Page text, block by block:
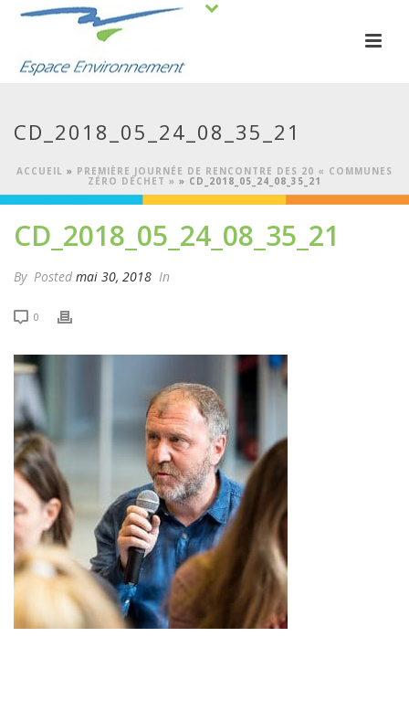
CD_2018_05_24_08_35_21
ACCUEIL » PREMIÈRE JOURNÉE DE RENCONTRE DES 20 « COMMUNES
ZÉRO DÉCHET » » CD_2018_05_24_08_35_21
CD_2018_05_24_08_35_21
By Posted mai 30, 2018 In
0